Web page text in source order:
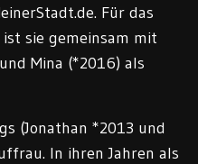
Für das
ist sie gemeinsam mit
Mina (*2016) als
(Jonathan *2013 und
In ihren Jahren als